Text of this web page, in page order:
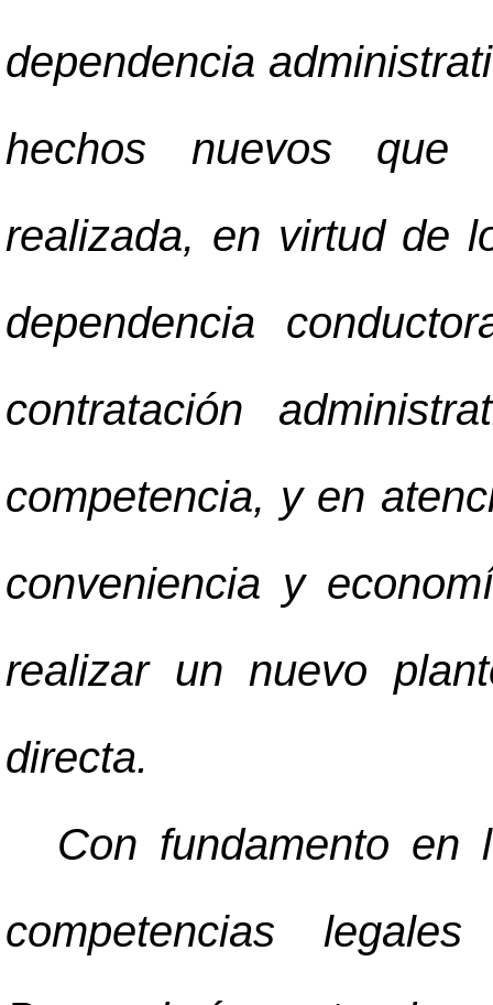
dependencia
hechos nuevos que
realizada, en virtud de
dependencia
contratación
competencia, y en
conveniencia y
realizar un nuevo
directa.
Con fundamento en
competencias